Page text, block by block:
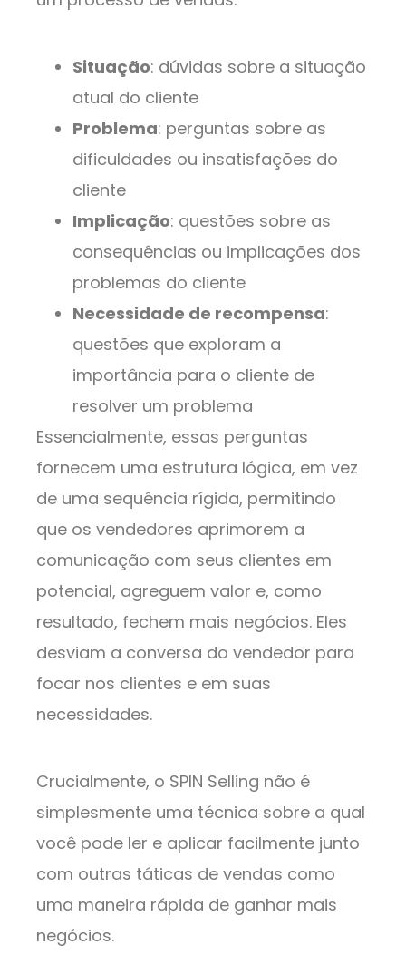
Situação: dúvidas sobre a situação
atual do cliente
Problema: perguntas sobre as
dificuldades ou insatisfações do
cliente
Implicação: questões sobre as
consequências ou implicações dos
problemas do cliente
Necessidade de recompensa:
questões que exploram a
importância para o cliente de
resolver um problema
Essencialmente, essas perguntas
fornecem uma estrutura lógica, em vez
de uma sequência rígida, permitindo
que os vendedores aprimorem a
comunicação com seus clientes em
potencial, agreguem valor e, como
resultado, fechem mais negócios. Eles
desviam a conversa do vendedor para
focar nos clientes e em suas
necessidades.
Crucialmente, o SPIN Selling não é
simplesmente uma técnica sobre a qual
você pode ler e aplicar facilmente junto
com outras táticas de vendas como
uma maneira rápida de ganhar mais
negócios.